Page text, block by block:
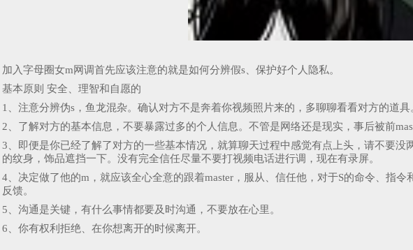
加入字母圈女m网调首先应该注意的就是如何分辨假s、保护好个人隐私。
基本原则 安全、理智和自愿的
1、注意分辨伪s，鱼龙混杂。确认对方不是奔着你视频照片来的，多聊聊看看对方的道具
2、了解对方的基本信息，不要暴露过多的个人信息。不管是网络还是现实，事后被前
3、即便是你已经了解了对方的一些基本情况，就算聊天过程中感觉有点上头，请不要
的纹身，饰品遮挡一下。没有完全信任尽量不要打视频电话进行调，现在有录屏。
4、决定做了他的m，就应该全心全意的跟着master，服从、信任他，对于S的命令、指
反馈。
5、沟通是关键，有什么事情都要及时沟通，不要放在心里。
6、你有权利拒绝、在你想离开的时候离开。